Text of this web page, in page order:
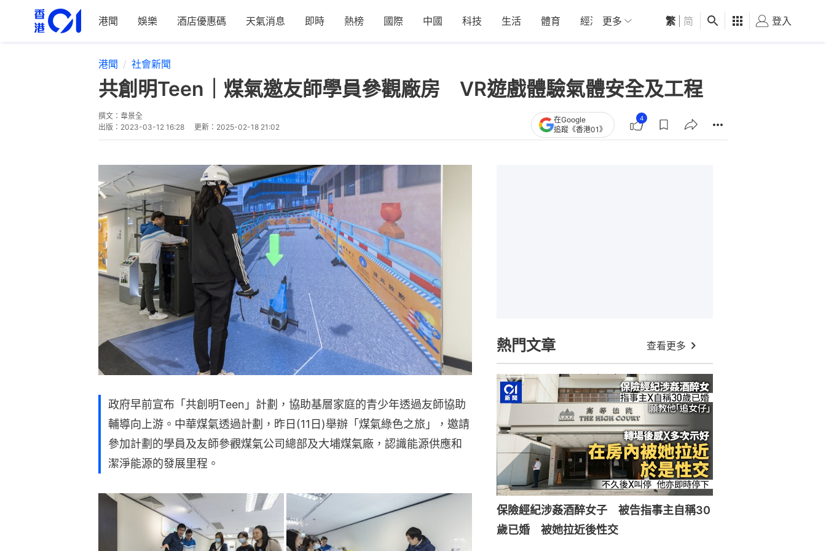
港聞 娛樂 酒店優惠碼 天氣消息 即時 熱榜 國際 中國 科技 生活 體育 經濟 01深圳 觀點 健康 好食玩飛
更多 繁 简 登入
港聞 社會新聞
共創明Teen｜煤氣邀友師學員參觀廠房 VR遊戲體驗氣體安全及工程
撰文： 韋景全
出版： 2023-03-12 16:28 更新： 2025-02-18 21:02
在Google
追蹤《香港01》
4
政府早前宣布「共創明Teen」計劃，協助基層家庭的青少年透過友師協助
輔導向上游。中華煤氣透過計劃，昨日(11日)舉辦「煤氣綠色之旅」，邀請
參加計劃的學員及友師參觀煤氣公司總部及大埔煤氣廠，認識能源供應和
潔淨能源的發展里程。
熱門文章 查看更多
保險經紀涉姦酒醉女子 被告指事主自稱30
歲已婚 被她拉近後性交